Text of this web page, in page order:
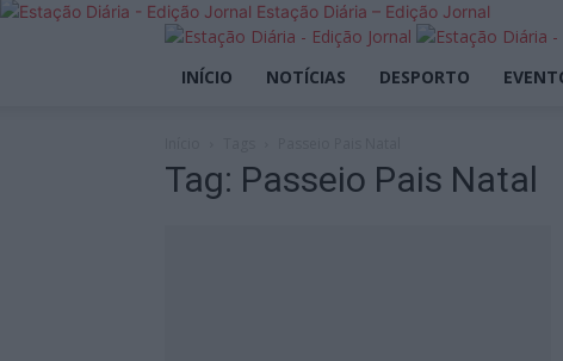
Estação Diária – Edição Jornal
INÍCIO NOTÍCIAS DESPORTO
Tag: Passeio Pais Natal